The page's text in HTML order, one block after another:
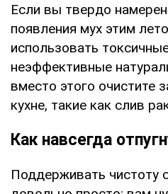
Если вы твердо
появления мух этим
использовать
неэффективные
вместо этого очистите
кухне, такие как слив
Как навсегда
Поддерживать чистоту